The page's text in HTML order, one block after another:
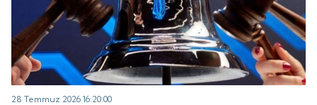
28 Temmuz 2026 16:20:00